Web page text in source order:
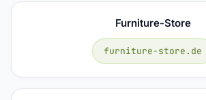
Furniture-Store
furniture-store.de